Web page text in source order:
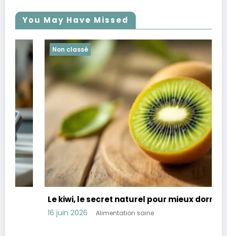
You May Have Missed
Non classé
Le kiwi, le secret naturel pour mieux dormir
16 juin 2026 Alimentation saine